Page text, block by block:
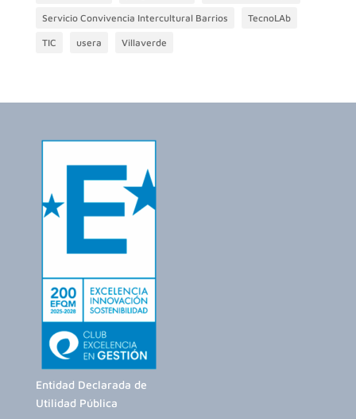
Servicio Convivencia Intercultural Barrios TecnoLAb
TIC usera Villaverde
Entidad Declarada de
Utilidad Pública